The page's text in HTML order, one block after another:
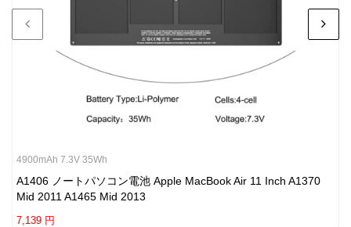
4900mAh 7.3V 35Wh
A1406 ノートパソコン電池 Apple MacBook Air 11 Inch A1370
Mid 2011 A1465 Mid 2013
7,139 円